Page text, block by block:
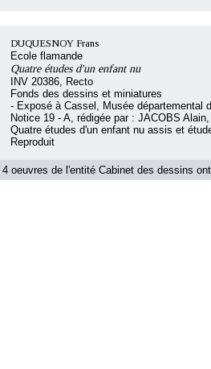
DUQUESNOY Frans
Ecole flamande
Quatre études d'un enfant nu
INV 20386, Recto
Fonds des dessins et miniatures
- Exposé à Cassel, Musée départemental
Notice 19 - A, rédigée par : JACOBS
Quatre études d'un enfant nu assis et
Reproduit
4 oeuvres de l'entité Cabinet des dessins